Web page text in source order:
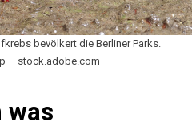
bevölkert die Berliner Parks.
– stock.adobe.com
was